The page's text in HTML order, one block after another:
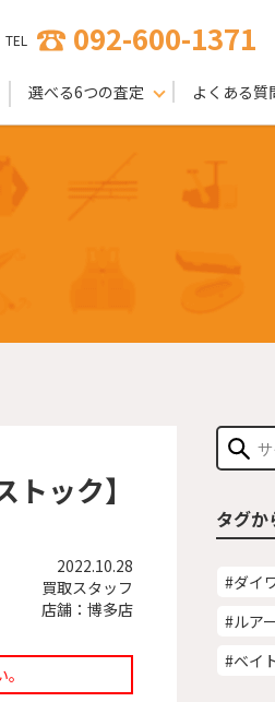
TEL 092-600-1371
選べる6つの査定 よくある質
ック】
2022.10.28
買取スタッフ
店舗：博多店
タグか
#ダイ
#ルア
#ベイ